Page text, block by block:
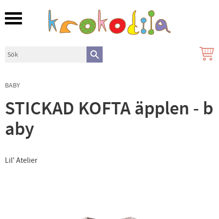
Meny
BABY
STICKAD KOFTA äpplen - b
aby
Lil' Atelier